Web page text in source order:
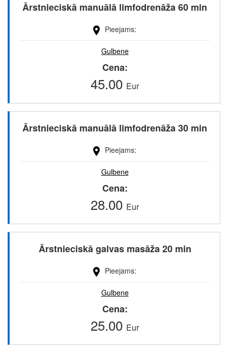
Ārstnieciskā manuālā limfodrenāža 60 min
Pieejams
Gulbene
Cena
45.00 Eur
Ārstnieciskā manuālā limfodrenāža 30 min
Pieejams
Gulbene
Cena
28.00 Eur
Ārstnieciskā galvas masāža 20 min
Pieejams
Gulbene
Cena
25.00 Eur